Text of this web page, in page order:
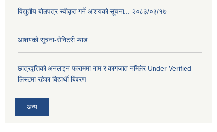
विद्युतीय बोलपत्र स्वीकृत गर्ने आशयको सूचना... २०८३/०३/१७
आशयको सूचना-सेनिटरी प्याड
छात्रवृत्तिको अनलाइन फाराममा नाम र कागजात नमिलेर Under Verified
लिस्टमा रहेका बिद्यार्थी बिवरण
अन्य